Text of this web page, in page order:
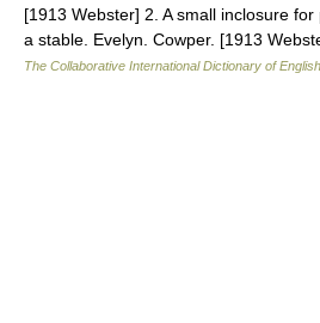
[1913 Webster] 2. A small inclosure
a stable. Evelyn. Cowper. [1913
The Collaborative International Dictionary of English